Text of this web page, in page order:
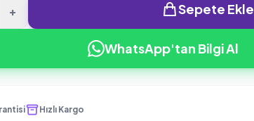
+ Sepete Ekle
WhatsApp'tan Bilgi Al
Hızlı Kargo